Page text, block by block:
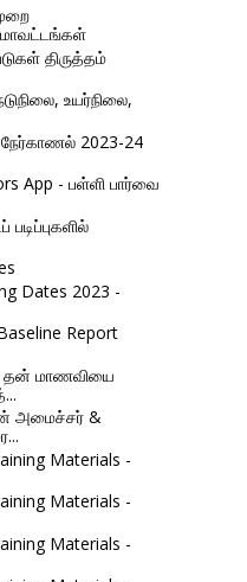
மாவட்டங்கள்
திருத்தம்
உயர்நிலை,
நேர்காணல் 2023-24
App - பள்ளி பார்வை
Dates 2023 -
Report
தன் மாணவியை
அமைச்சர் &
Materials -
Materials -
Materials -